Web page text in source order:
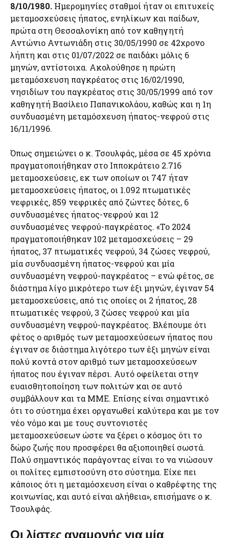
8/10/1980. Ημερομηνίες σταθμοί ήταν οι επιτυχείς
μεταμοσχεύσεις ήπατος, ενηλίκων και παίδων,
πρώτα στη Θεσσαλονίκη από τον καθηγητή
Αντώνιο Αντωνιάδη στις 30/05/1990 σε 42χρονο
λήπτη και στις 01/07/2022 σε παιδάκι μόλις 6
μηνών, αντίστοιχα. Ακολούθησε η πρώτη
μεταμόσχευση παγκρέατος στις 16/02/1990,
νησιδίων του παγκρέατος στις 30/05/1999 από τον
καθηγητή Βασίλειο Παπανικολάου, καθώς και η 1η
συνδυασμένη μεταμόσχευση ήπατος-νεφρού στις
16/11/1996.
Όπως σημειώνει ο κ. Τσουλφάς, μέσα σε 45 χρόνια
πραγματοποιήθηκαν στο Ιπποκράτειο 2.716
μεταμοσχεύσεις, εκ των οποίων οι 747 ήταν
μεταμοσχεύσεις ήπατος, οι 1.092 πτωματικές
νεφρικές, 859 νεφρικές από ζώντες δότες, 6
συνδυασμένες ήπατος-νεφρού και 12
συνδυασμένες νεφρού-παγκρέατος. «Το 2024
πραγματοποιήθηκαν 102 μεταμοσχεύσεις – 29
ήπατος, 37 πτωματικές νεφρού, 34 ζώσες νεφρού,
μία συνδυασμένη ήπατος-νεφρού και μία
συνδυασμένη νεφρού-παγκρέατος – ενώ φέτος, σε
διάστημα λίγο μικρότερο των έξι μηνών, έγιναν 54
μεταμοσχεύσεις, από τις οποίες οι 2 ήπατος, 28
πτωματικές νεφρού, 3 ζώσες νεφρού και μία
συνδυασμένη νεφρού-παγκρέατος. Βλέπουμε ότι
φέτος ο αριθμός των μεταμοσχεύσεων ήπατος που
έγιναν σε διάστημα λιγότερο των έξι μηνών είναι
πολύ κοντά στον αριθμό των μεταμοσχεύσεων
ήπατος που έγιναν πέρσι. Αυτό οφείλεται στην
ευαισθητοποίηση των πολιτών και σε αυτό
συμβάλλουν και τα ΜΜΕ. Επίσης είναι σημαντικό
ότι το σύστημα έχει οργανωθεί καλύτερα και με τον
νέο νόμο και με τους συντονιστές
μεταμοσχεύσεων ώστε να ξέρει ο κόσμος ότι το
δώρο ζωής που προσφέρει θα αξιοποιηθεί σωστά.
Πολύ σημαντικός παράγοντας είναι το να νιώσουν
οι πολίτες εμπιστοσύνη στο σύστημα. Είχε πει
κάποιος ότι η μεταμόσχευση είναι ο καθρέφτης της
κοινωνίας, και αυτό είναι αλήθεια», επισήμανε ο κ.
Τσουλφάς.
Οι λίστες αναμονής για μία